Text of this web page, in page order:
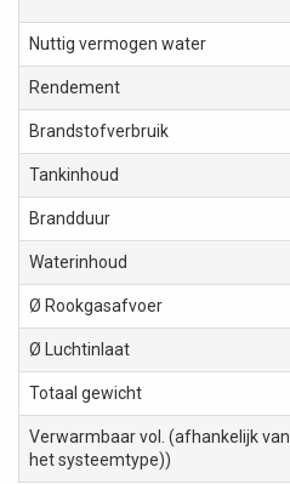
Nuttig vermogen water
Rendement
Brandstofverbruik
Tankinhoud
Brandduur
Waterinhoud
Ø Rookgasafvoer
Ø Luchtinlaat
Totaal gewicht
Verwarmbaar vol. (afhankelijk van
het systeemtype))